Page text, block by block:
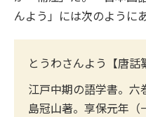
んよう」には次のように
とうわさんよう【唐話
江戸中期の語学書。六
島冠山著。享保元年（